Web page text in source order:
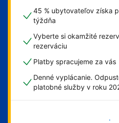
45 % ubytovateľov získa
týždňa
Vyberte si okamžité
rezerváciu
Platby spracujeme za vás
Denné vyplácanie.
platobné služby v roku